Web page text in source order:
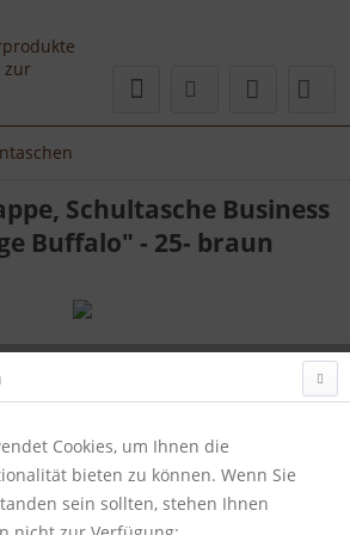
Schultasche Business
Buffalo" - 25- braun
Cookies, um Ihnen die
bieten zu können. Wenn Sie
sein sollten, stehen Ihnen